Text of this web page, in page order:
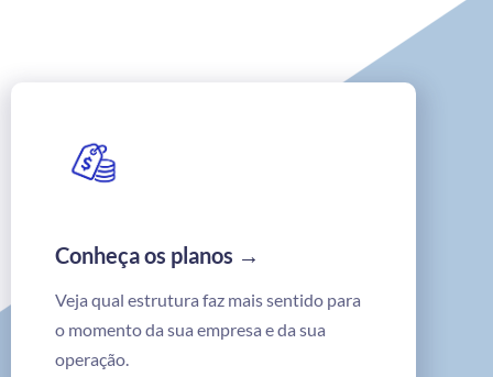
Conheça os planos →
Veja qual estrutura faz mais sentido para
o momento da sua empresa e da sua
operação.